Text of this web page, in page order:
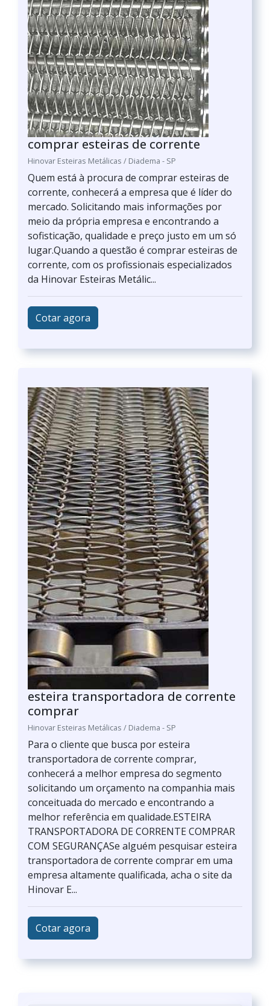
comprar esteiras de corrente
Hinovar Esteiras Metálicas / Diadema - SP
Quem está à procura de comprar esteiras de
corrente, conhecerá a empresa que é líder do
mercado. Solicitando mais informações por
meio da própria empresa e encontrando a
sofisticação, qualidade e preço justo em um só
lugar.Quando a questão é comprar esteiras de
corrente, com os profissionais especializados
da Hinovar Esteiras Metálic...
Cotar agora
esteira transportadora de corrente
comprar
Hinovar Esteiras Metálicas / Diadema - SP
Para o cliente que busca por esteira
transportadora de corrente comprar,
conhecerá a melhor empresa do segmento
solicitando um orçamento na companhia mais
conceituada do mercado e encontrando a
melhor referência em qualidade.ESTEIRA
TRANSPORTADORA DE CORRENTE COMPRAR
COM SEGURANÇASe alguém pesquisar esteira
transportadora de corrente comprar em uma
empresa altamente qualificada, acha o site da
Hinovar E...
Cotar agora